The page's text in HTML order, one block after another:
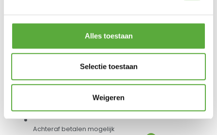
Alles toestaan
Selectie toestaan
Weigeren
Achteraf betalen mogelijk